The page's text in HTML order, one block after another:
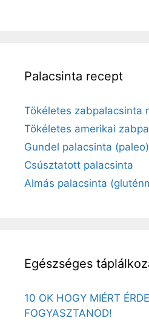
Palacsinta recept
Tökéletes zabpalacsinta
Tökéletes amerikai
Gundel palacsinta (paleo)
Csúsztatott palacsinta
Almás palacsinta
Egészséges
10 OK HOGY MIÉRT
FOGYASZTANOD!